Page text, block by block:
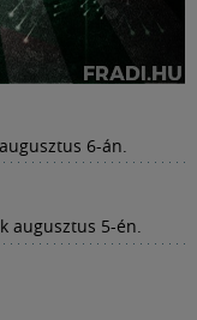
6-án.
augusztus 5-én.